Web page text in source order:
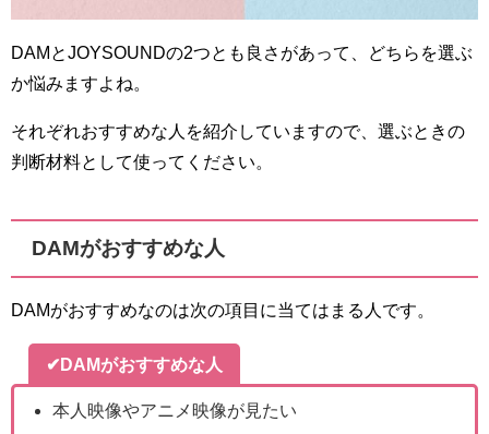
DAMとJOYSOUNDの2つとも良さがあって、どちらを選ぶ
か悩みますよね。
それぞれおすすめな人を紹介していますので、選ぶときの
判断材料として使ってください。
DAMがおすすめな人
DAMがおすすめなのは次の項目に当てはまる人です。
✔DAMがおすすめな人
本人映像やアニメ映像が見たい